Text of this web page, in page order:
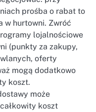
prośba o rabat to
w hurtowni. Zwróć
lojalnościowe
(punkty za zakupy,
oferty
mogą dodatkowo
koszt.
może
koszt